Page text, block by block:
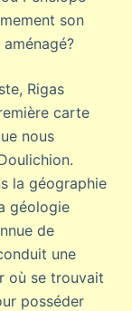
son
Rigas
carte
nous
la géographie
géologie
de
une
où se trouvait
posséder